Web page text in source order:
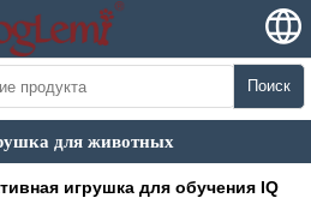
Поиск
для животных
игрушка для обучения IQ